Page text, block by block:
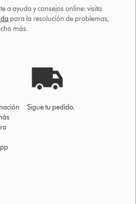
a ayuda y consejos online: visita
para la resolución de problemas,
más.
Sigue tu pedido.